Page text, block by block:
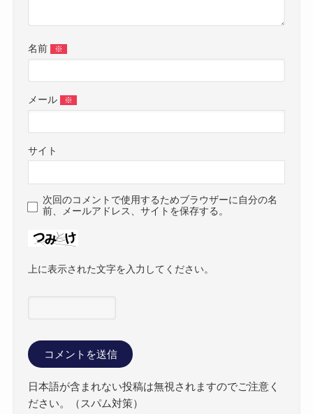
名前 ※
メール ※
サイト
次回のコメントで使用するためブラウザーに自分の名
前、メールアドレス、サイトを保存する。
上に表示された文字を入力してください。
日本語が含まれない投稿は無視されますのでご注意く
ださい。（スパム対策）